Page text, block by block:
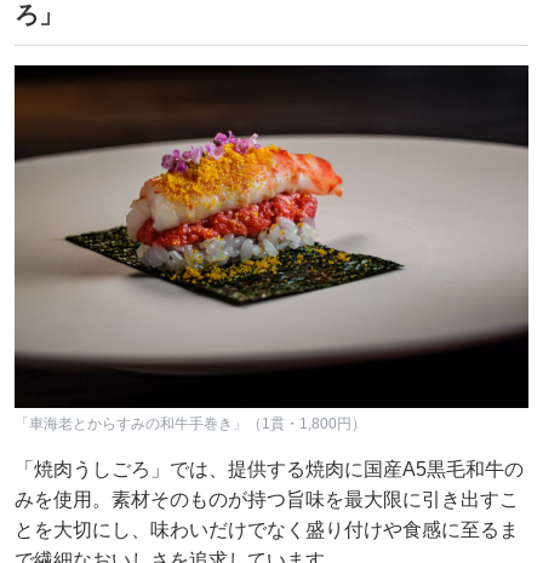
ろ」
「車海老とからすみの和牛手巻き」（1貫・1,800円）
「焼肉うしごろ」では、提供する焼肉に国産A5黒毛和牛の
みを使用。素材そのものが持つ旨味を最大限に引き出すこ
とを大切にし、味わいだけでなく盛り付けや食感に至るま